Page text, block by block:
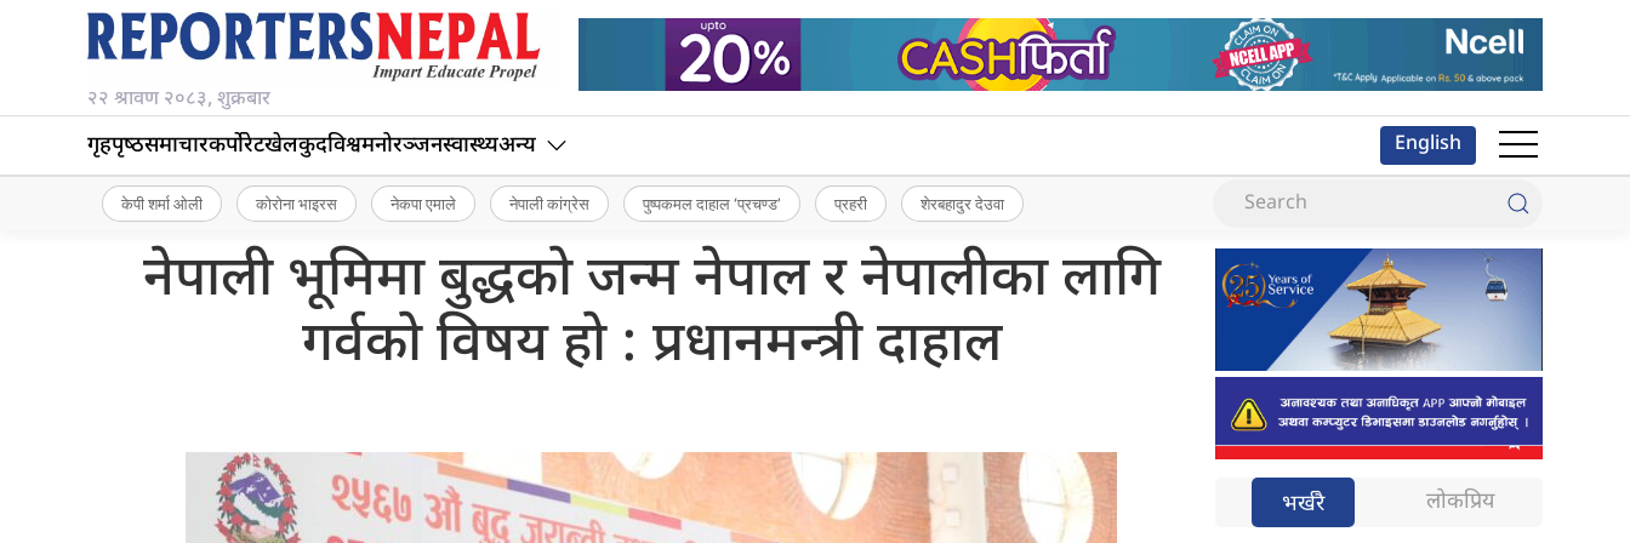
२२ श्रावण २०८३, शुक्रबार
गृहपृष्‍ठसमाचारकर्पोरेटखेलकुदविश्वमनोरञ्जनस्वास्थ्यअन्य English
केपी शर्मा ओली कोरोना भाइरस नेकपा एमाले नेपाली कांग्रेस पुष्पकमल दाहाल ‘प्रचण्ड’ प्रहरी शेरबहादुर देउवा
नेपाली भूमिमा बुद्धको जन्म नेपाल र नेपालीका लागि
गर्वको विषय हो : प्रधानमन्त्री दाहाल
भर्खरै लोकप्रिय